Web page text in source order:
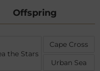
Offspring
the Stars
Cape Cross
Urban Sea